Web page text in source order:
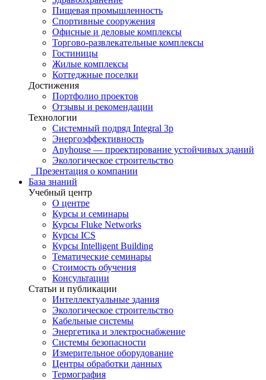
Пищевая промышленность
Спортивные сооружения
Офисные и деловые комплексы
Торгово-развлекательные комплексы
Гостиницы
Жилые комплексы
Коттеджные поселки
Достижения
Портфолио проектов
Отзывы и рекомендации
Технологии
Системный подряд Integral 3p
Энергоэффективность
Anyhouse — проектирование устойчивых зданий
Экологическое строительство
Презентация о компании
База знаний
Учебный центр
О центре
Курсы и семинары
Курсы Fluke Networks
Курсы ICS
Курсы Intelligent Building
Тематические семинары
Стоимость обучения
Консультации
Статьи и публикации
Интеллектуальные здания
Экологическое строительство
Кабельные системы
Энергетика и электроснабжение
Системы безопасности
Измерительное оборудование
Центры обработки данных
Термография